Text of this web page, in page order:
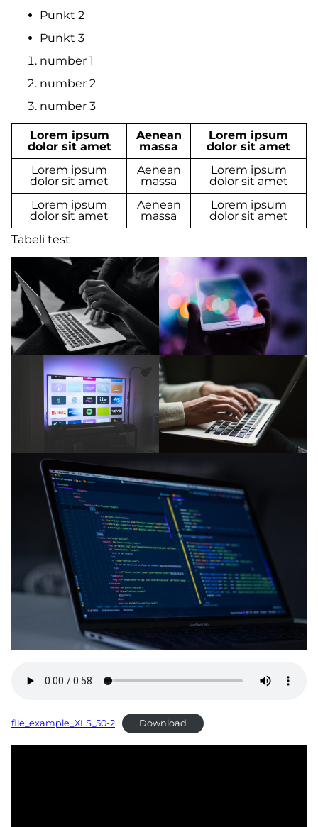
Punkt 2
Punkt 3
number 1
number 2
number 3
Lorem ipsum
dolor sit amet
Aenean
massa
Lorem ipsum
dolor sit amet
Lorem ipsum
dolor sit amet
Aenean
massa
Lorem ipsum
dolor sit amet
Lorem ipsum
dolor sit amet
Aenean
massa
Lorem ipsum
dolor sit amet
Tabeli test
file_example_XLS_50-2 Download